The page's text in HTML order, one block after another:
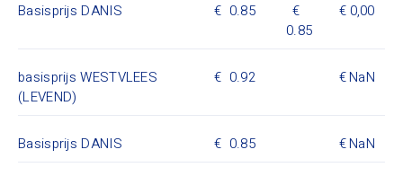
Basisprijs DANIS
0.85
0.85
0,00
basisprijs WESTVLEES
(LEVEND)
0.92 NaN
Basisprijs DANIS 0.85 NaN